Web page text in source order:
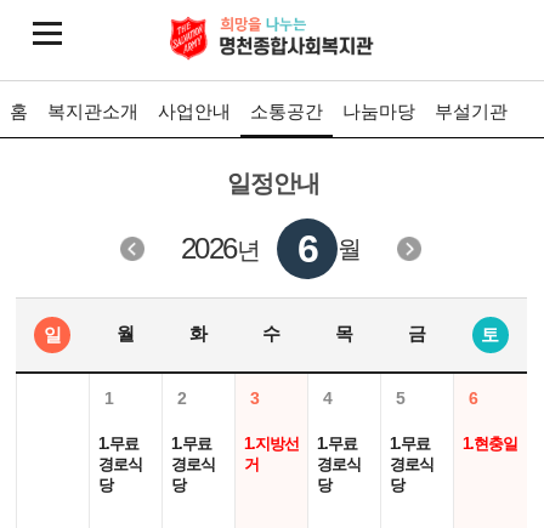
홈 복지관소개 사업안내 소통공간 나눔마당 부설기관
일정안내
2026년 6 월
일 월 화 수 목 금 토
1
1.무료
경로식
당
2
1.무료
경로식
당
3
1.지방선
거
4
1.무료
경로식
당
5
1.무료
경로식
당
6
1.현충일